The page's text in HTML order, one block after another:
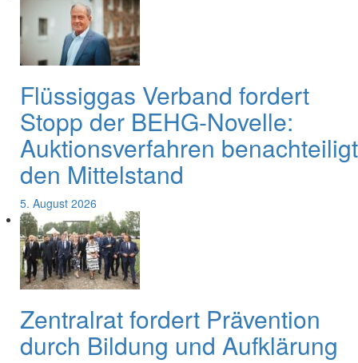
Flüssiggas Verband fordert
Stopp der BEHG-Novelle:
Auktionsverfahren benachteiligt
den Mittelstand
5. August 2026
Zentralrat fordert Prävention
durch Bildung und Aufklärung